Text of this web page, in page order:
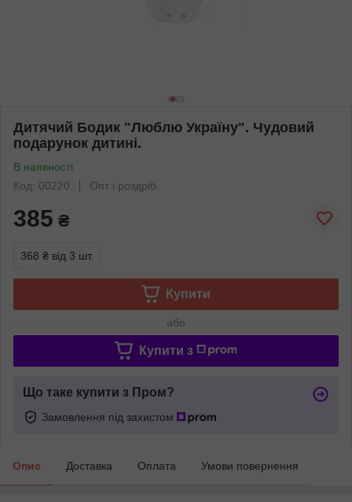
Дитячий Бодик "Люблю Україну". Чудовий
подарунок дитині.
В наявності
Код: 00220
Опт і роздріб
385 ₴
368 ₴ від 3 шт.
Купити
або
Купити з
Що таке купити з Пром?
Замовлення під захистом
Опис Доставка Оплата Умови повернення